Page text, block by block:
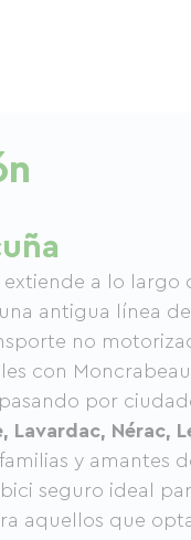
extiende a lo largo
antigua línea
no
con Moncrabeau
pasando por
Lavardac, Nérac,
y amantes
seguro ideal
aquellos que